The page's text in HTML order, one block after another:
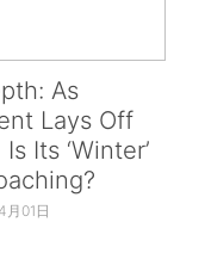
As
Lays Off
Its ‘Winter’
月01日